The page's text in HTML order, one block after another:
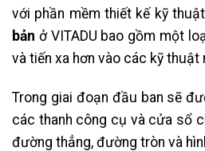
với phần mềm thiết kế kỹ
bản ở VITADU bao gồm một
và tiến xa hơn vào các kỹ thuật
Trong giai đoạn đầu ban sẽ
các thanh công cụ và cửa sổ
đường thẳng, đường tròn và